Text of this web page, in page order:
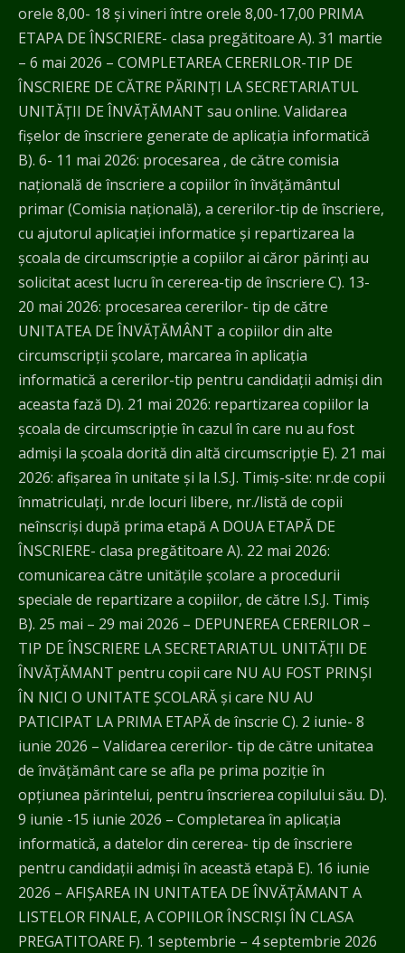
orele 8,00- 18 și vineri între orele 8,00-17,00 PRIMA
ETAPA DE ÎNSCRIERE- clasa pregătitoare A). 31 martie
– 6 mai 2026 – COMPLETAREA CERERILOR-TIP DE
ÎNSCRIERE DE CĂTRE PĂRINȚI LA SECRETARIATUL
UNITĂŢII DE ÎNVĂŢĂMANT sau online. Validarea
fișelor de înscriere generate de aplicația informatică
B). 6- 11 mai 2026: procesarea , de către comisia
națională de înscriere a copiilor în învățământul
primar (Comisia națională), a cererilor-tip de înscriere,
cu ajutorul aplicației informatice și repartizarea la
școala de circumscripție a copiilor ai căror părinți au
solicitat acest lucru în cererea-tip de înscriere C). 13-
20 mai 2026: procesarea cererilor- tip de către
UNITATEA DE ÎNVĂȚĂMÂNT a copiilor din alte
circumscripții școlare, marcarea în aplicația
informatică a cererilor-tip pentru candidații admiși din
aceasta fază D). 21 mai 2026: repartizarea copiilor la
școala de circumscripție în cazul în care nu au fost
admiși la școala dorită din altă circumscripție E). 21 mai
2026: afișarea în unitate și la I.S.J. Timiş-site: nr.de copii
înmatriculați, nr.de locuri libere, nr./listă de copii
neînscriși după prima etapă A DOUA ETAPĂ DE
ÎNSCRIERE- clasa pregătitoare A). 22 mai 2026:
comunicarea către unitățile școlare a procedurii
speciale de repartizare a copiilor, de către I.S.J. Timiş
B). 25 mai – 29 mai 2026 – DEPUNEREA CERERILOR –
TIP DE ÎNSCRIERE LA SECRETARIATUL UNITĂŢII DE
ÎNVĂŢĂMANT pentru copii care NU AU FOST PRINȘI
ÎN NICI O UNITATE ȘCOLARĂ și care NU AU
PATICIPAT LA PRIMA ETAPĂ de înscrie C). 2 iunie- 8
iunie 2026 – Validarea cererilor- tip de către unitatea
de învăţământ care se afla pe prima poziţie în
opțiunea părintelui, pentru înscrierea copilului său. D).
9 iunie -15 iunie 2026 – Completarea în aplicația
informatică, a datelor din cererea- tip de înscriere
pentru candidaţii admiși în această etapă E). 16 iunie
2026 – AFIŞAREA IN UNITATEA DE ÎNVĂŢĂMANT A
LISTELOR FINALE, A COPIILOR ÎNSCRIŞI ÎN CLASA
PREGATITOARE F). 1 septembrie – 4 septembrie 2026